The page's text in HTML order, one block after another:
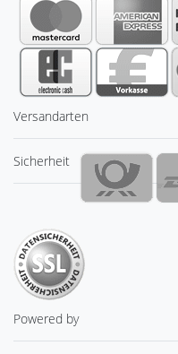
Versandarten
Sicherheit
Powered by